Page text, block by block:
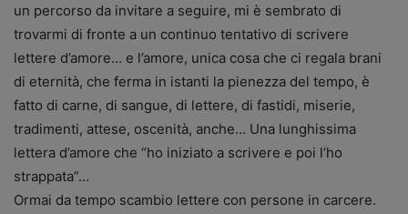
un percorso da invitare a seguire, mi è sembrato di
trovarmi di fronte a un continuo tentativo di scrivere
lettere d’amore… e l’amore, unica cosa che ci regala brani
di eternità, che ferma in istanti la pienezza del tempo, è
fatto di carne, di sangue, di lettere, di fastidi, miserie,
tradimenti, attese, oscenità, anche… Una lunghissima
lettera d’amore che “ho iniziato a scrivere e poi l’ho
strappata”…
Ormai da tempo scambio lettere con persone in carcere.